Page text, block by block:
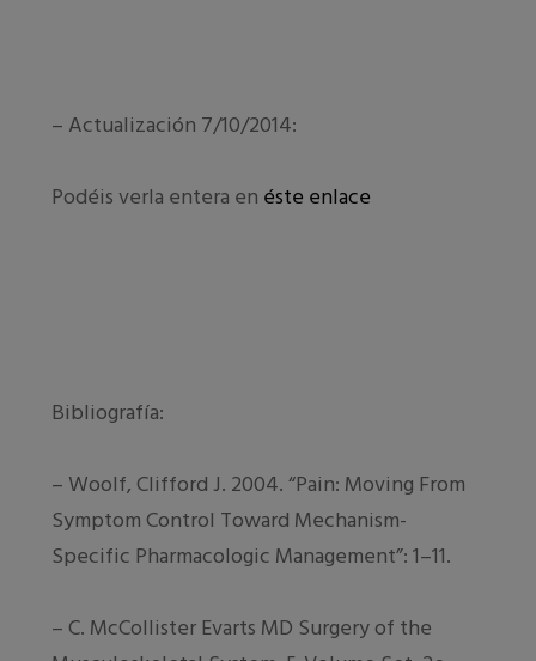
– Actualización 7/10/2014:
Podéis verla entera en éste enlace
Bibliografía:
– Woolf, Clifford J. 2004. “Pain: Moving From
Symptom Control Toward Mechanism-
Specific Pharmacologic Management”: 1–11.
– C. McCollister Evarts MD Surgery of the